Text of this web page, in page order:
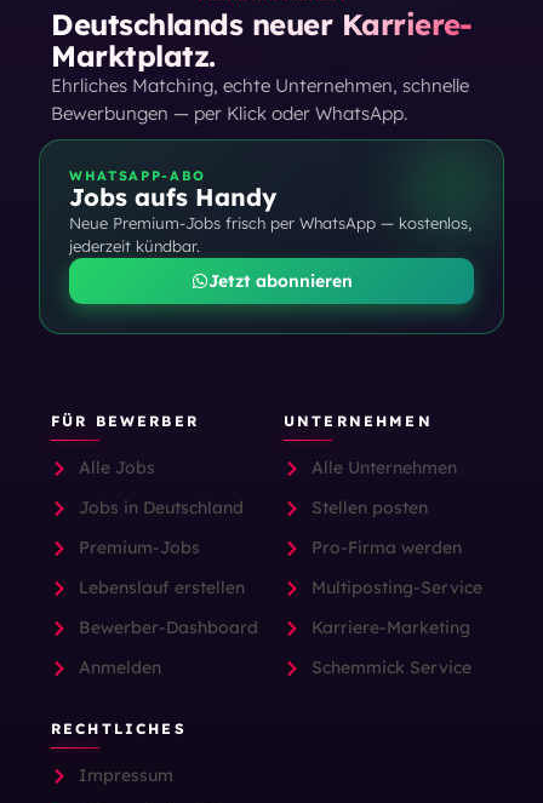
Deutschlands neuer Karriere-
Marktplatz.
Ehrliches Matching, echte Unternehmen, schnelle
Bewerbungen — per Klick oder WhatsApp.
WHATSAPP-ABO
Jobs aufs Handy
Neue Premium-Jobs frisch per WhatsApp — kostenlos,
jederzeit kündbar.
Jetzt abonnieren
FÜR BEWERBER
Alle Jobs
Jobs in Deutschland
Premium-Jobs
Lebenslauf erstellen
Bewerber-Dashboard
Anmelden
UNTERNEHMEN
Alle Unternehmen
Stellen posten
Pro-Firma werden
Multiposting-Service
Karriere-Marketing
Schemmick Service
RECHTLICHES
Impressum